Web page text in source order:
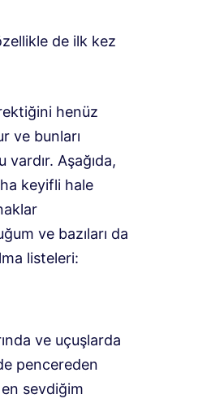
de ilk kez
henüz
ve bunları
Aşağıda,
keyifli hale
ve bazıları da
listeleri:
ve uçuşlarda
pencereden
sevdiğim